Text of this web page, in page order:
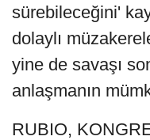
sürebileceğini'
dolaylı
yine de savaşı
anlaşmanın
RUBIO,